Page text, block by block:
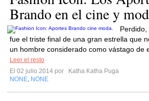
Brando en el cine y
fue el triste final de una gran estrella que
un hombre considerado como vástago de
Leer el resto
El 02 julio 2014 por
Katha Katha Puga
NONE NONE